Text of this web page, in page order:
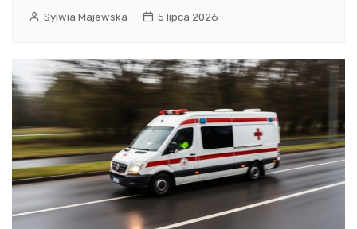
Sylwia Majewska 5 lipca 2026